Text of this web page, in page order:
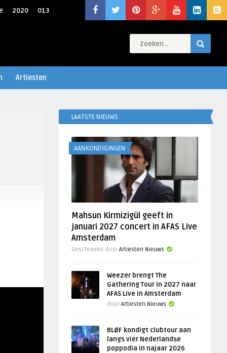
2020 013
Artiesten
LAATSTE NIEUWS
AANKONDIGINGEN
Mahsun Kirmizigül geeft in
januari 2027 concert in AFAS Live
Amsterdam
Geschreven door Artiesten Nieuws
Weezer brengt The
Gathering Tour in 2027 naar
AFAS Live in Amsterdam
door Artiesten Nieuws
BLØF kondigt clubtour aan
langs vier Nederlandse
poppodia in najaar 2026